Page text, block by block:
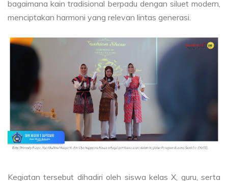
bagaimana kain tradisional berpadu dengan siluet modern,
menciptakan harmoni yang relevan lintas generasi.
Kegiatan tersebut dihadiri oleh siswa kelas X, guru, serta